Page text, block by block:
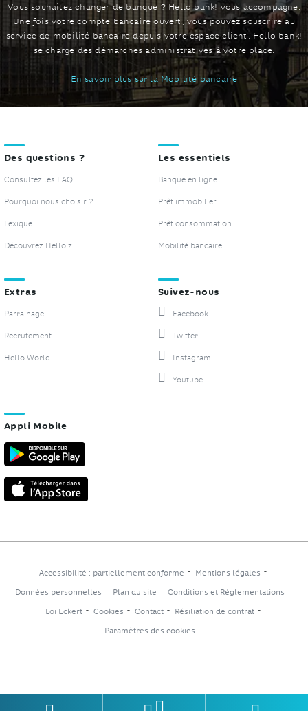
Vous souhaitez changer de banque ? Hello bank! vous accompagne.
Une fois votre compte bancaire ouvert, vous pouvez souscrire au
service de mobilité bancaire depuis votre espace client. Hello bank!
se charge des démarches administratives à votre place.
En savoir plus sur la Mobilité bancaire
Des questions ?
Consultez les FAQ
Pourquoi nous choisir ?
Lexique
Découvrez Helloïz
Les essentiels
Banque en ligne
Prêt immobilier
Prêt consommation
Mobilité bancaire
Extras
Parrainage
Recrutement
Hello World
Suivez-nous
Facebook
Twitter
Instagram
Youtube
Appli Mobile
Accessibilité : partiellement conforme
Mentions légales
Données personnelles
Plan du site
Conditions et Réglementations
Loi Eckert
Cookies Contact
Résiliation de contrat
Paramètres des cookies